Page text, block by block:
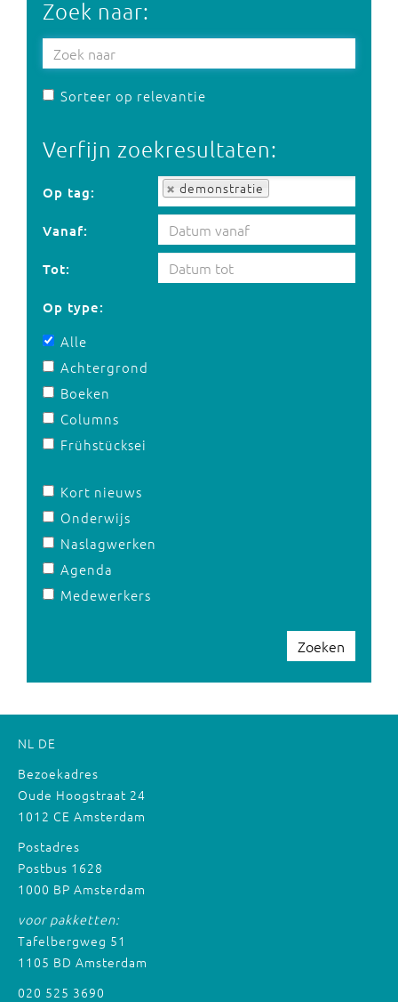
Zoek naar:
Sorteer op relevantie
Verfijn zoekresultaten:
Op tag: demonstratie
Op tag:
Vanaf:
Tot:
Op type:
Alle
Achtergrond
Boeken
Columns
Frühstücksei
Kort nieuws
Onderwijs
Naslagwerken
Agenda
Medewerkers
Zoeken
NL DE
Bezoekadres
Oude Hoogstraat 24
1012 CE Amsterdam
Postadres
Postbus 1628
1000 BP Amsterdam
voor pakketten:
Tafelbergweg 51
1105 BD Amsterdam
020 525 3690